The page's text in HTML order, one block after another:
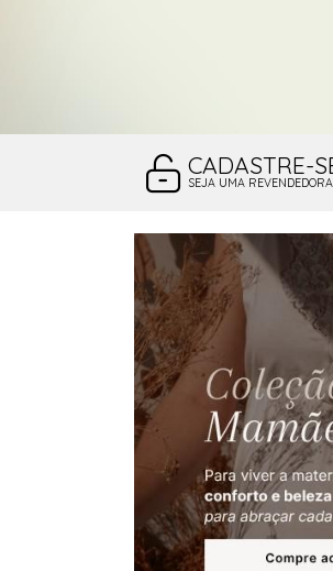
CADASTRE-
SEJA UMA REVENDEDORA